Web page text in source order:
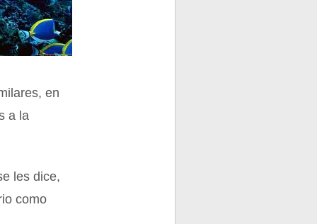
en
a la
les dice,
como